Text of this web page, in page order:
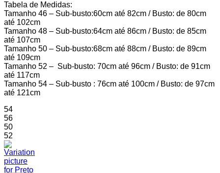
Tabela de Medidas:
Tamanho 46 – Sub-busto:60cm até 82cm / Busto: de 80cm
até 102cm
Tamanho 48 – Sub-busto:64cm até 86cm / Busto: de 85cm
até 107cm
Tamanho 50 – Sub-busto:68cm até 88cm / Busto: de 89cm
até 109cm
Tamanho 52 – Sub-busto: 70cm até 96cm / Busto: de 91cm
até 117cm
Tamanho 54 – Sub-busto : 76cm até 100cm / Busto: de 97cm
até 121cm
54
56
50
52